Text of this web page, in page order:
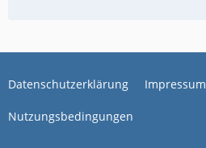
Datenschutzerklärung Impressum
Nutzungsbedingungen